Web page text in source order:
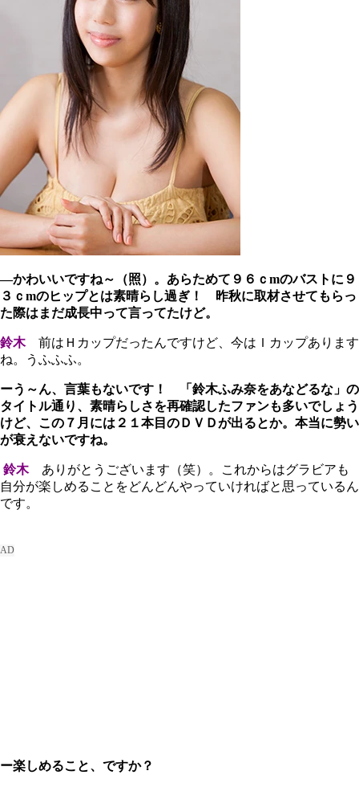
―かわいいですね～（照）。あらためて９６ｃmのバストに９
３ｃmのヒップとは素晴らし過ぎ！ 昨秋に取材させてもらっ
た際はまだ成長中って言ってたけど。
鈴木前はＨカップだったんですけど、今はＩカップあります
ね。うふふふ。
ーう～ん、言葉もないです！ 「鈴木ふみ奈をあなどるな」の
タイトル通り、素晴らしさを再確認したファンも多いでしょう
けど、この７月には２１本目のＤＶＤが出るとか。本当に勢い
が衰えないですね。
鈴木ありがとうございます（笑）。これからはグラビアも
自分が楽しめることをどんどんやっていければと思っているん
です。
ー楽しめること、ですか？